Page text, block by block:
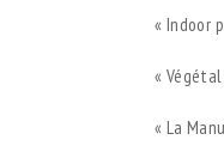
« Indoor
«
« La